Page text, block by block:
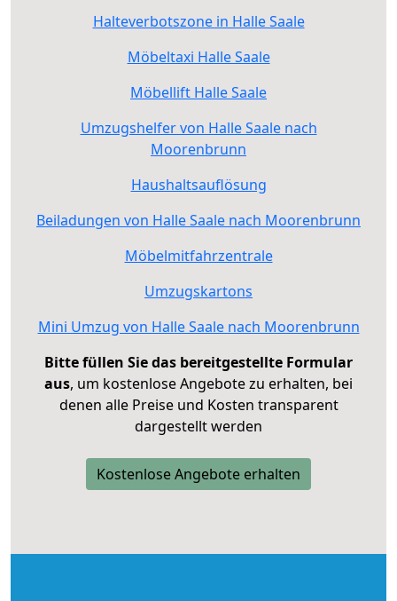
Halteverbotszone in Halle Saale
Möbeltaxi Halle Saale
Möbellift Halle Saale
Umzugshelfer von Halle Saale nach
Moorenbrunn
Haushaltsauflösung
Beiladungen von Halle Saale nach Moorenbrunn
Möbelmitfahrzentrale
Umzugskartons
Mini Umzug von Halle Saale nach Moorenbrunn
Bitte füllen Sie das bereitgestellte Formular
aus, um kostenlose Angebote zu erhalten, bei
denen alle Preise und Kosten transparent
dargestellt werden
Kostenlose Angebote erhalten